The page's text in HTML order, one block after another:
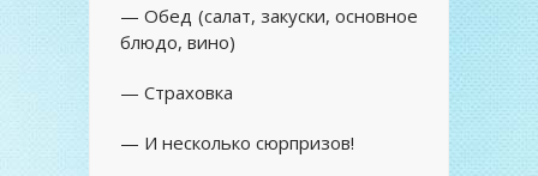
— Обед (салат, закуски, основное
блюдо, вино)
— Страховка
— И несколько сюрпризов!